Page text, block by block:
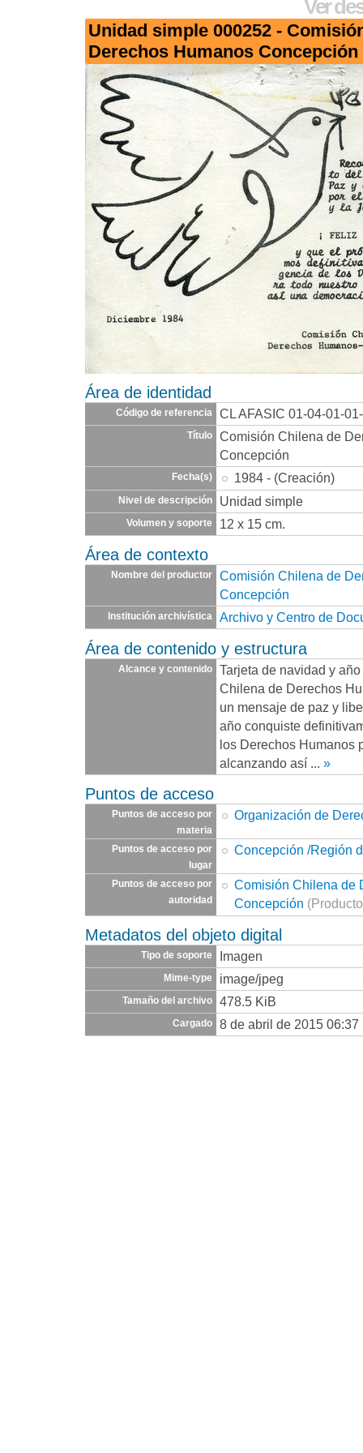
Ver
Unidad simple 000252 -
Derechos Humanos Concepción
Área de identidad
Código de referencia CL AFASIC 01-04-01-
Título
Comisión Chilena de
Concepción
Fecha(s) 1984 - (Creación)
Nivel de descripción Unidad simple
Volumen y soporte 12 x 15 cm.
Área de contexto
Nombre del productor
Comisión Chilena de
Concepción
Institución archivística Archivo y Centro de
Área de contenido y estructura
Alcance y contenido
Tarjeta de navidad y
Chilena de Derechos
un mensaje de paz y
año conquiste
los Derechos Humanos
alcanzando así
»
Puntos de acceso
Puntos de acceso por
materia
Organización de
Puntos de acceso por
lugar
Concepción /Región
Puntos de acceso por
autoridad
Comisión Chilena de
Concepción
Metadatos del objeto digital
Tipo de soporte Imagen
Mime-type image/jpeg
Tamaño del archivo 478.5 KiB
Cargado 8 de abril de 2015 06:37